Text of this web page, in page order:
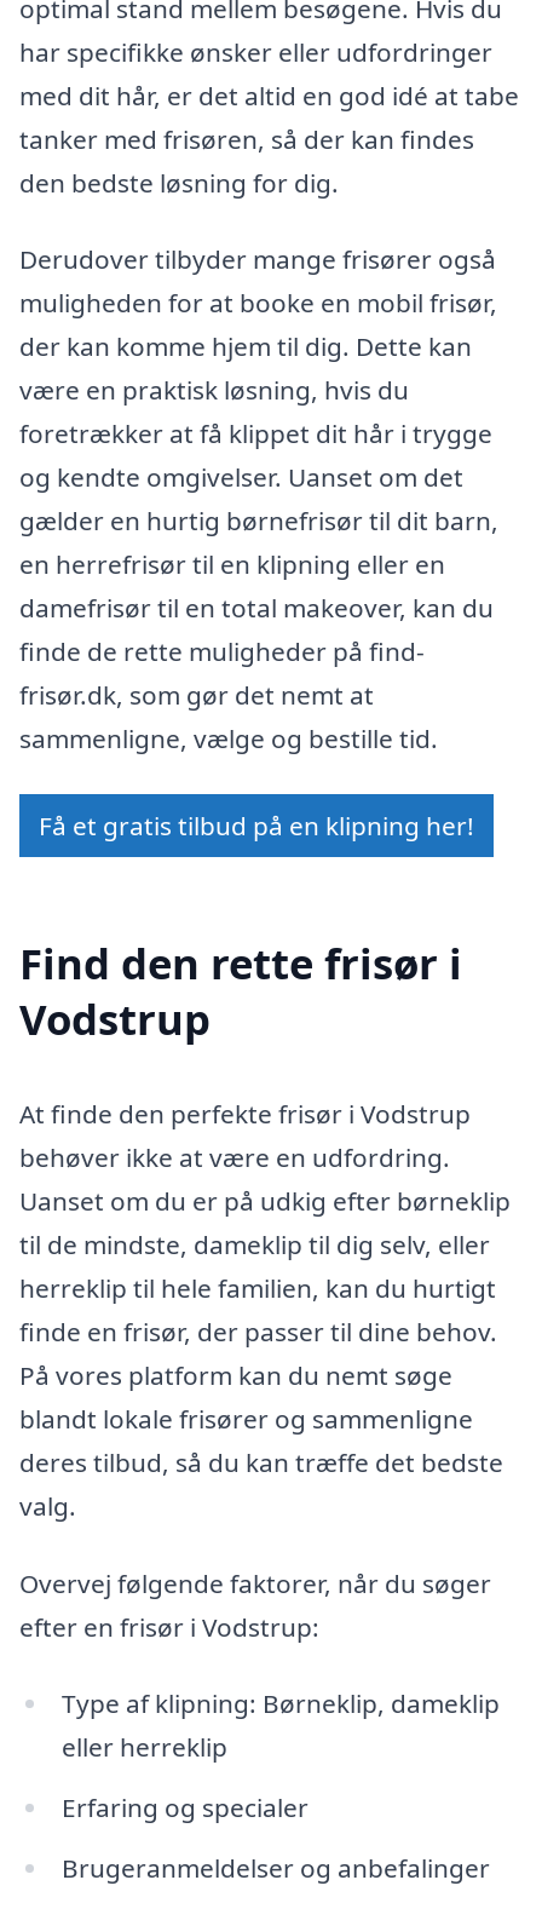
optimal stand mellem besøgene. Hvis du
har specifikke ønsker eller udfordringer
med dit hår, er det altid en god idé at tabe
tanker med frisøren, så der kan findes
den bedste løsning for dig.
Derudover tilbyder mange frisører også
muligheden for at booke en mobil frisør,
der kan komme hjem til dig. Dette kan
være en praktisk løsning, hvis du
foretrækker at få klippet dit hår i trygge
og kendte omgivelser. Uanset om det
gælder en hurtig børnefrisør til dit barn,
en herrefrisør til en klipning eller en
damefrisør til en total makeover, kan du
finde de rette muligheder på find-
frisør.dk, som gør det nemt at
sammenligne, vælge og bestille tid.
Få et gratis tilbud på en klipning her!
Find den rette frisør i
Vodstrup
At finde den perfekte frisør i Vodstrup
behøver ikke at være en udfordring.
Uanset om du er på udkig efter børneklip
til de mindste, dameklip til dig selv, eller
herreklip til hele familien, kan du hurtigt
finde en frisør, der passer til dine behov.
På vores platform kan du nemt søge
blandt lokale frisører og sammenligne
deres tilbud, så du kan træffe det bedste
valg.
Overvej følgende faktorer, når du søger
efter en frisør i Vodstrup:
Type af klipning: Børneklip, dameklip
eller herreklip
Erfaring og specialer
Brugeranmeldelser og anbefalinger